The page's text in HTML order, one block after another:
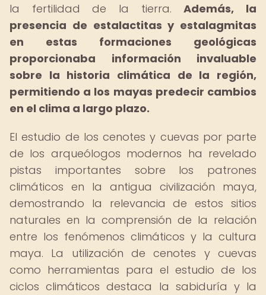
la fertilidad de la tierra.Además, la
presencia de estalactitas y estalagmitas
en estas formaciones geológicas
proporcionaba información invaluable
sobre la historia climática de la región,
permitiendo a los mayas predecir cambios
en el clima a largo plazo.
El estudio de los cenotes y cuevas por parte
de los arqueólogos modernos ha revelado
pistas importantes sobre los patrones
climáticos en la antigua civilización maya,
demostrando la relevancia de estos sitios
naturales en la comprensión de la relación
entre los fenómenos climáticos y la cultura
maya. La utilización de cenotes y cuevas
como herramientas para el estudio de los
ciclos climáticos destaca la sabiduría y la